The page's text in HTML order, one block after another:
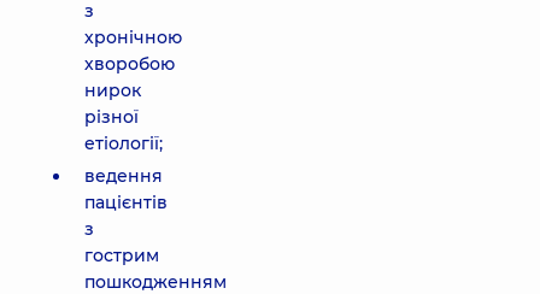
з
хронічною
хворобою
нирок
різної
етіології;
ведення
пацієнтів
з
гострим
пошкодженням